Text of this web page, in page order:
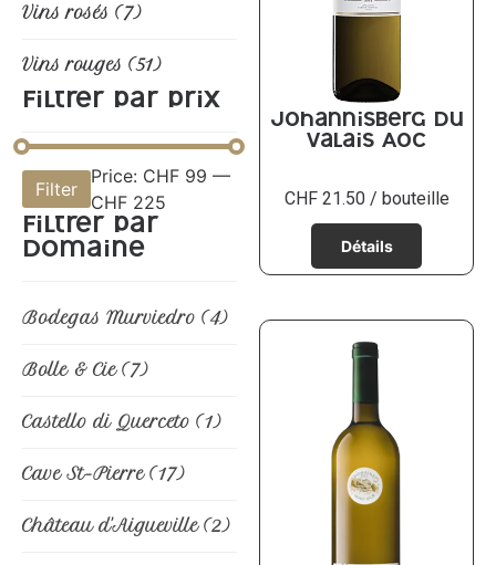
Vins rosés (7)
Vins rouges (51)
Filtrer par prix
Filter
Price: CHF 99 —
CHF 225
Filtrer par
domaine
Bodegas Murviedro (4)
Bolle & Cie (7)
Castello di Querceto (1)
Cave St-Pierre (17)
Château d'Aigueville (2)
Johannisberg du
Valais AOC
CHF21.50 / bouteille